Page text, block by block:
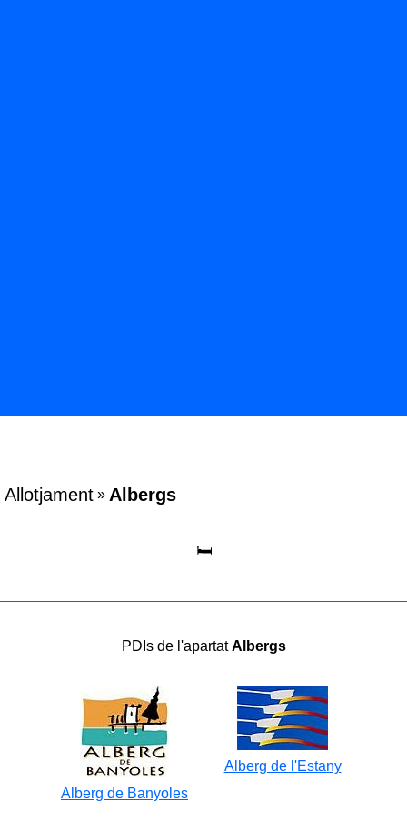
Allotjament » Albergs
🛏️
PDIs de l'apartatAlbergs
Alberg de Banyoles
Alberg de l'Estany